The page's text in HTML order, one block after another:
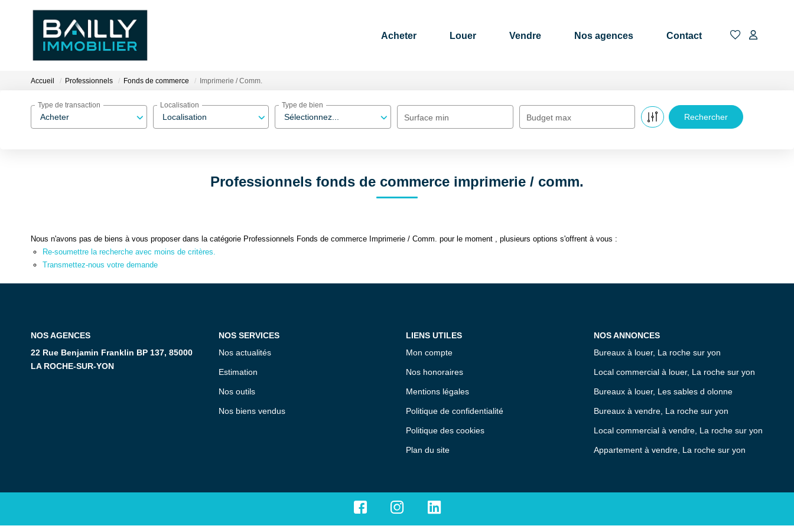
Acheter Louer Vendre Nos agences Contact
Accueil Professionnels Fonds de commerce Imprimerie / Comm.
Acheter
Type de transaction
Localisation
Localisation
Sélectionnez...
Type de bien
Surface min Budget max
Professionnels fonds de commerce imprimerie / comm.
Nous n'avons pas de biens à vous proposer dans la catégorie Professionnels Fonds de commerce Imprimerie / Comm. pour le moment , plusieurs options s'offrent à vous :
Re-soumettre la recherche avec moins de critères.
Transmettez-nous votre demande
NOS AGENCES
22 Rue Benjamin Franklin BP 137, 85000
LA ROCHE-SUR-YON
NOS SERVICES
Nos actualités
Estimation
Nos outils
Nos biens vendus
LIENS UTILES
Mon compte
Nos honoraires
Mentions légales
Politique de confidentialité
Politique des cookies
Plan du site
NOS ANNONCES
Bureaux à louer, La roche sur yon
Local commercial à louer, La roche sur yon
Bureaux à louer, Les sables d olonne
Bureaux à vendre, La roche sur yon
Local commercial à vendre, La roche sur yon
Appartement à vendre, La roche sur yon